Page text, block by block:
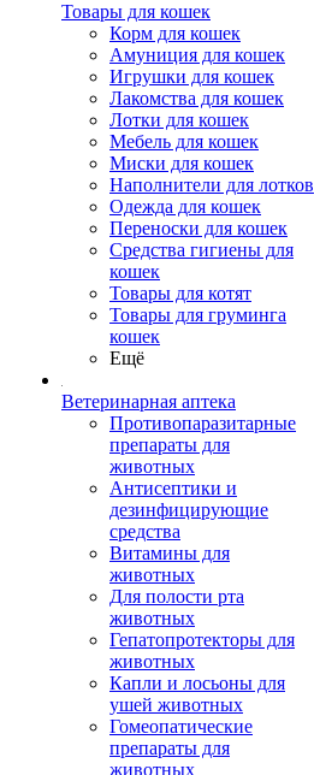
Товары для кошек
Корм для кошек
Амуниция для кошек
Игрушки для кошек
Лакомства для кошек
Лотки для кошек
Мебель для кошек
Миски для кошек
Наполнители для лотков
Одежда для кошек
Переноски для кошек
Средства гигиены для
кошек
Товары для котят
Товары для груминга
кошек
Ещё
Ветеринарная аптека
Противопаразитарные
препараты для
животных
Антисептики и
дезинфицирующие
средства
Витамины для
животных
Для полости рта
животных
Гепатопротекторы для
животных
Капли и лосьоны для
ушей животных
Гомеопатические
препараты для
животных